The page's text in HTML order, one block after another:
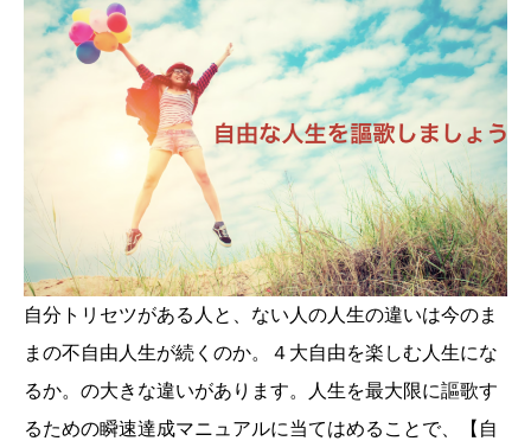
自分トリセツがある人と、ない人の人生の違いは今のま
まの不自由人生が続くのか。４大自由を楽しむ人生にな
るか。の大きな違いがあります。人生を最大限に謳歌す
るための瞬速達成マニュアルに当てはめることで、【自